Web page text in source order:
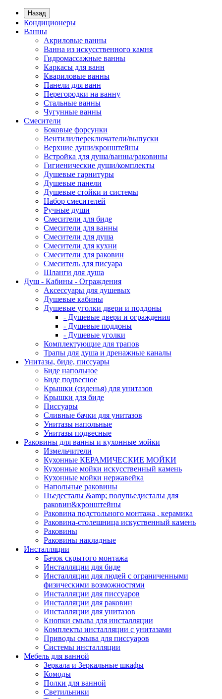
Назад
Кондиционеры
Ванны
Акриловые ванны
Ванна из искусственного камня
Гидромассажные ванны
Каркасы для ванн
Квариловые ванны
Панели для ванн
Перегородки на ванну
Стальные ванны
Чугунные ванны
Смесители
Боковые форсунки
Вентили/переключатели/выпуски
Верхние души/кронштейны
Встройка для душа/ванны/раковины
Гигиенические души/комплекты
Душевые гарнитуры
Душевые панели
Душевые стойки и системы
Набор смесителей
Ручные души
Смесители для биде
Смесители для ванны
Смесители для душа
Смесители для кухни
Смесители для раковин
Смеситель для писуара
Шланги для душа
Душ - Кабины - Ограждения
Аксессуары для душевых
Душевые кабины
Душевые уголки двери и поддоны
- Душевые двери и ограждения
- Душевые поддоны
- Душевые уголки
Комплектующие для трапов
Трапы для душа и дренажные каналы
Унитазы, биде, писсуары
Биде напольное
Биде подвесное
Крышки (сиденья) для унитазов
Крышки для биде
Писсуары
Сливные бачки для унитазов
Унитазы напольные
Унитазы подвесные
Раковины для ванны и кухонные мойки
Измельчители
Кухонные КЕРАМИЧЕСКИЕ МОЙКИ
Кухонные мойки искусственный камень
Кухонные мойки нержавейка
Напольные раковины
Пьедесталы &amp; полупьедисталы для
раковин&кронштейны
Раковина подстольного монтажа , керамика
Раковина-столешница искуственный камень
Раковины
Раковины накладные
Инсталляции
Бачок скрытого монтажа
Инсталляции для биде
Инсталляции для людей с ограниченными
физическими возможностями
Инсталляции для писсуаров
Инсталляции для раковин
Инсталляции для унитазов
Кнопки смыва для инсталляции
Комплекты инсталляции с унитазами
Приводы смыва для писсуаров
Системы инсталляции
Мебель для ванной
Зеркала и Зеркальные шкафы
Комоды
Полки для ванной
Светильники